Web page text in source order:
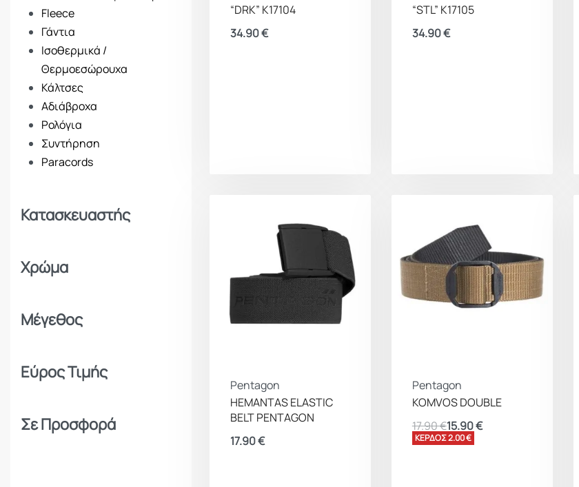
Fleece
Γάντια
Ισοθερμικά /
Θερμοεσώρουχα
Κάλτσες
Αδιάβροχα
Ρολόγια
Συντήρηση
Paracords
Κατασκευαστής
Χρώμα
Μέγεθος
Εύρος Τιμής
Σε Προσφορά
“DRK” K17104
34.90€
“STL” K17105
34.90€
Pentagon
HEMANTAS ELASTIC
BELT PENTAGON
17.90€
Pentagon
KOMVOS DOUBLE
17.90€15.90€
ΚΕΡΔΟΣ 2.00 €